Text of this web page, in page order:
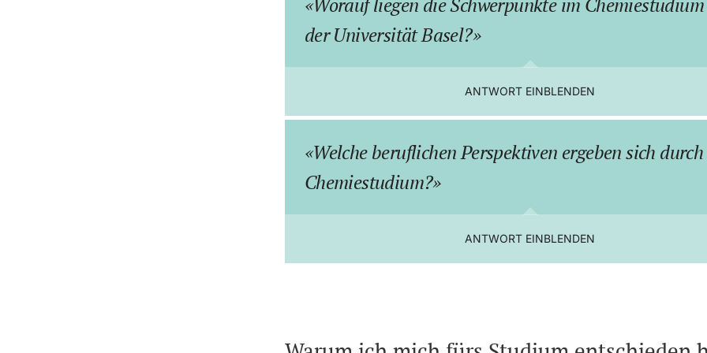
der Universität Basel?
ANTWORT EINBLENDEN
Welche beruflichen Perspektiven ergeben sich
Chemiestudium?
ANTWORT EINBLENDEN